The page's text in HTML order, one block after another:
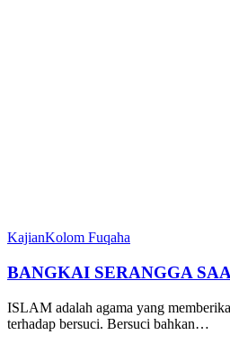
KajianKolom Fuqaha
BANGKAI SERANGGA
ISLAM adalah agama yang
terhadap bersuci. Bersuci bahkan…